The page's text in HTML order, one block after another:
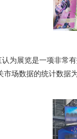
认为展览是一项非常
市场数据的统计数据